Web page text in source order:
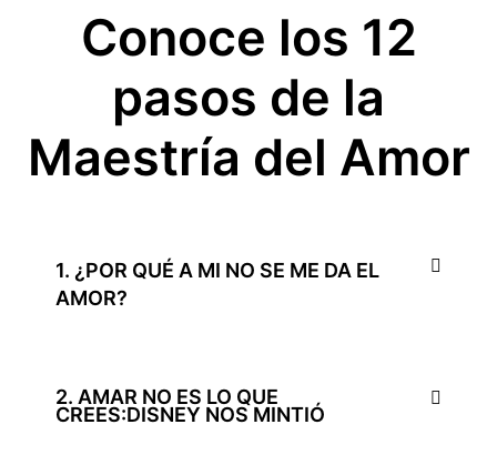
Conoce los 12
pasos de la
Maestría del Amor
1. ¿POR QUÉ A MI NO SE ME DA EL
AMOR?
2. AMAR NO ES LO QUE
CREES:DISNEY NOS MINTIÓ